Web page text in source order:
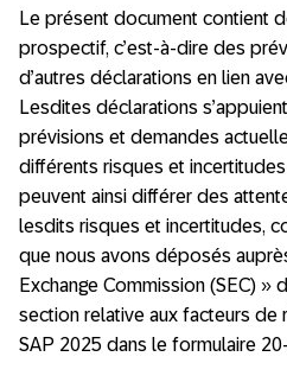
Le présent document contient
prospectif, c’est-à-dire des
d’autres déclarations en lien
Lesdites déclarations
prévisions et demandes
différents risques et
peuvent ainsi différer des
lesdits risques et incertitudes,
que nous avons déposés
Exchange Commission (SEC) »
section relative aux facteurs de
SAP 2025 dans le formulaire